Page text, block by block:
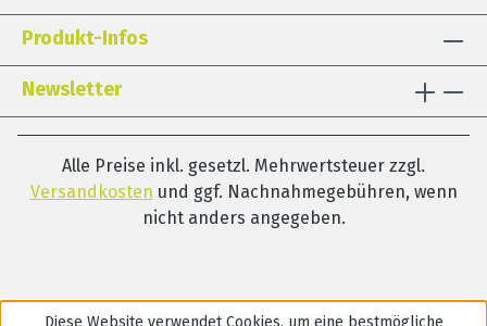
Produkt-Infos
Newsletter
Alle Preise inkl. gesetzl. Mehrwertsteuer zzgl.
Versandkosten und ggf. Nachnahmegebühren, wenn
nicht anders angegeben.
Diese Website verwendet Cookies, um eine bestmögliche